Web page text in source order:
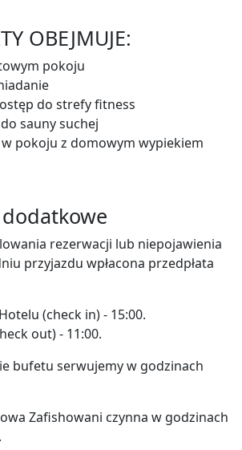
OBEJMUJE:
pokoju
do strefy fitness
sauny suchej
pokoju z domowym wypiekiem
rezerwacji lub niepojawienia
przyjazdu wpłacona przedpłata
(check in) - 15:00.
out) - 11:00.
bufetu serwujemy w godzinach
Zafishowani czynna w godzinach